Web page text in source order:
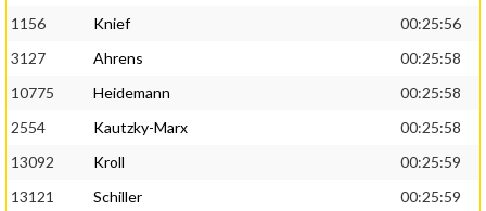
1156
Knief
00:25:56
3127
Ahrens
00:25:58
10775
Heidemann
00:25:58
2554
Kautzky-Marx
00:25:58
13092
Kroll
00:25:59
13121
Schiller
00:25:59